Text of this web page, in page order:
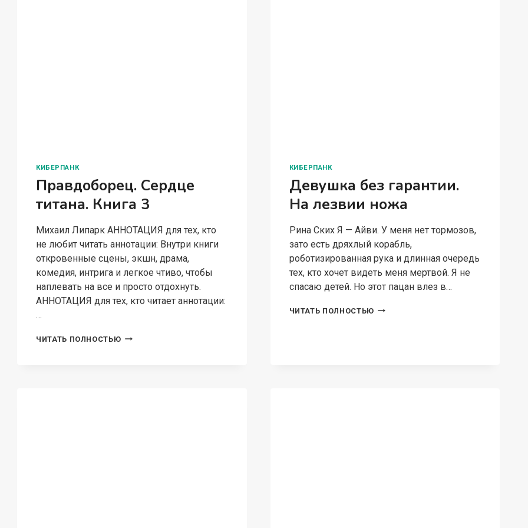
КИБЕРПАНК
Правдоборец. Сердце
титана. Книга 3
Михаил Липарк АННОТАЦИЯ для тех, кто
не любит читать аннотации: Внутри книги
откровенные сцены, экшн, драма,
комедия, интрига и легкое чтиво, чтобы
наплевать на все и просто отдохнуть.
АННОТАЦИЯ для тех, кто читает аннотации:
…
ЧИТАТЬ ПОЛНОСТЬЮ ПРАВДОБОРЕЦ.
КИБЕРПАНК
Девушка без гарантии.
На лезвии ножа
Рина Ских Я — Айви. У меня нет тормозов,
зато есть дряхлый корабль,
роботизированная рука и длинная очередь
тех, кто хочет видеть меня мертвой. Я не
спасаю детей. Но этот пацан влез в…
ЧИТАТЬ ПОЛНОСТЬЮ ДЕВУШКА